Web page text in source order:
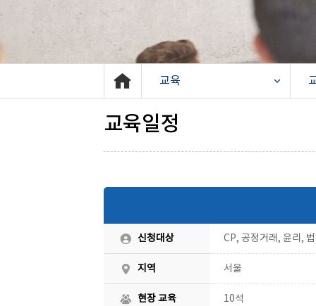
교육
교육일정
신청대상 CP, 공정거래, 윤리,
지역 서울
현장 교육 10석